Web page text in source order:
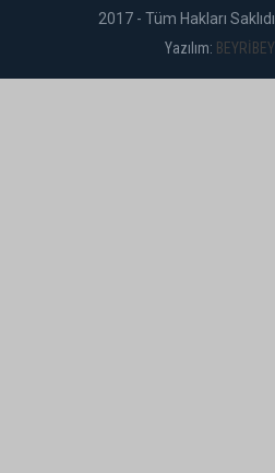
2017 - Tüm Hakları
Yazılım: